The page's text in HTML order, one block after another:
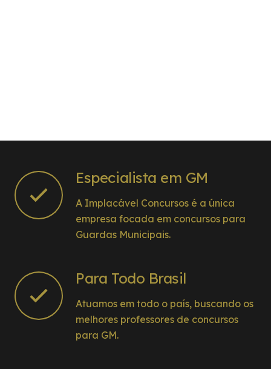
Especialista em GM
A Implacável Concursos é a única
empresa focada em concursos para
Guardas Municipais.
Para Todo Brasil
Atuamos em todo o país, buscando os
melhores professores de concursos
para GM.